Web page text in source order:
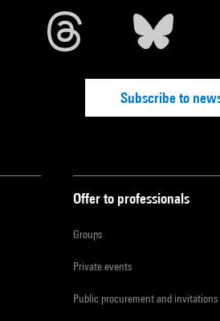
Subscribe to
Offer to professionals
Groups
Private events
Public procurement and